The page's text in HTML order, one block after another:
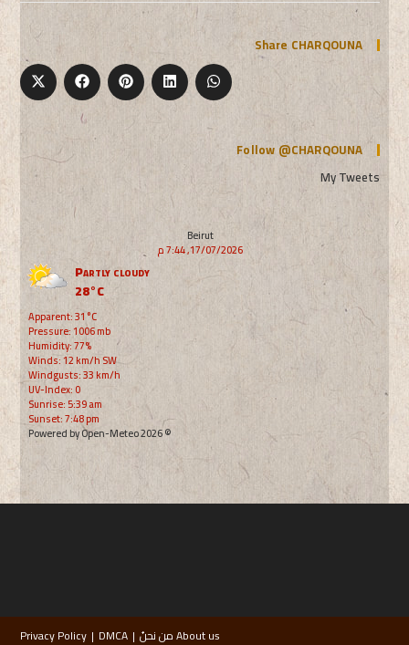
Share CHARQOUNA
Follow @CHARQOUNA
My Tweets
Beirut
17/07/2026, 7:44 م
Partly cloudy
28°C
Apparent: 31°C
Pressure: 1006 mb
Humidity: 77%
Winds: 12 km/h SW
Windgusts: 33 km/h
UV-Index: 0
Sunrise: 5:39 am
Sunset: 7:48 pm
© 2026 Powered by Open-Meteo
About us من نحنُ DMCA
Privacy Policy